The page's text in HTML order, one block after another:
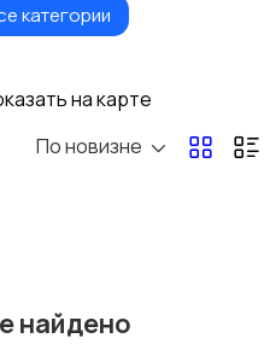
Высший менеджмент
категории
на карте
По новизне
найдено